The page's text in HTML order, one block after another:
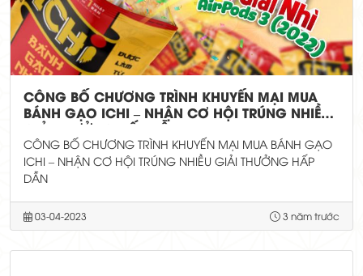
CÔNG BỐ CHƯƠNG TRÌNH KHUYẾN MẠI MUA
BÁNH GẠO ICHI – NHẬN CƠ HỘI TRÚNG NHIỀU
GIẢI THƯỞNG HẤP DẪN
CÔNG BỐ CHƯƠNG TRÌNH KHUYẾN MẠI MUA BÁNH GẠO
ICHI – NHẬN CƠ HỘI TRÚNG NHIỀU GIẢI THƯỞNG HẤP
DẪN
03-04-2023 3 năm trước